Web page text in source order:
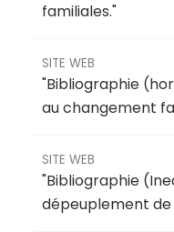
familiales."
SITE WEB
"Bibliographie
au changement
SITE WEB
"Bibliographie
dépeuplement de